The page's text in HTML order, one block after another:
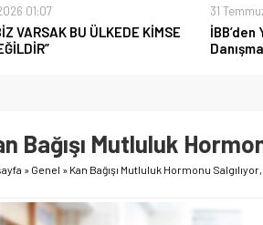
01:07
VARSAK BU ÜLKEDE KİMSE
31
Bağışı Mutluluk
» Genel » Kan Bağışı Mutluluk Hormonu